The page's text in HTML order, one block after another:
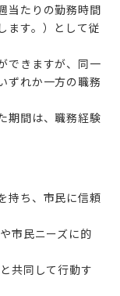
当たりの勤務時間
ます。）として従
できますが、同一
ずれか一方の職務
間は、職務経験
持ち、市民に信頼
市民ニーズに的
共同して行動す